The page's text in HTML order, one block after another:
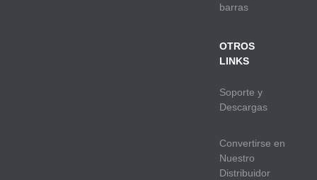
barras
OTROS
LINKS
Soporte y
Descargas
Convertirse en
Nuestro
Distribuidor